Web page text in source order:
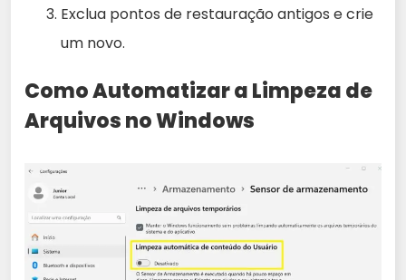
Exclua pontos de restauração antigos e crie
um novo.
Como Automatizar a Limpeza de
Arquivos no Windows